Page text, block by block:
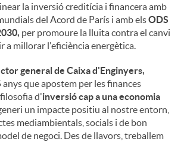
la inversió creditícia i financera amb
del Acord de París i amb elsODS
per promoure la lluita contra el canvi
a millorar l'eficiència energètica.
general de Caixa d'Enginyers,
anys que apostem per les finances
d'inversió cap a una economia
un impacte positiu al nostre entorn,
mediambientals, socials i de bon
de negoci. Des de llavors, treballem